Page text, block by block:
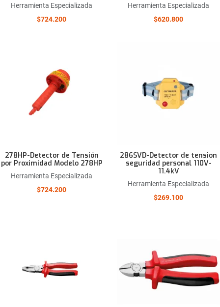
Herramienta Especializada
$724.200
Herramienta Especializada
$620.800
278HP-Detector de Tensión
por Proximidad Modelo 278HP
Herramienta Especializada
$724.200
286SVD-Detector de tension
seguridad personal 110V-
11.4kV
Herramienta Especializada
$269.100
Comparar este producto
Quick View